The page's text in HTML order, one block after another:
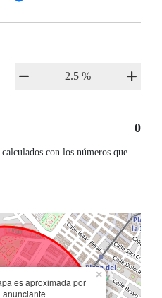
0
con los números que
es aproximada por
×